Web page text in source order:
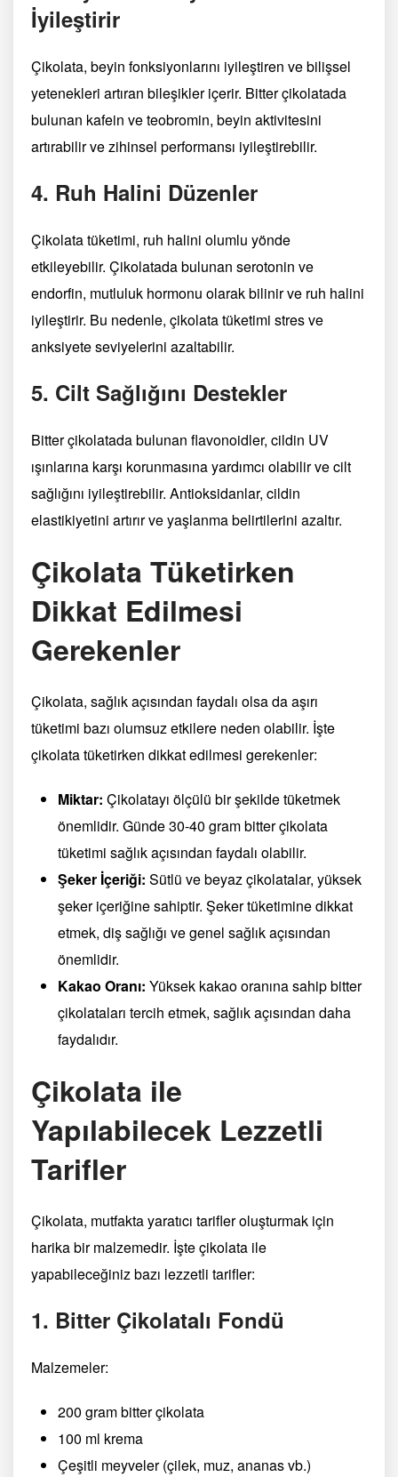
İyileştirir
Çikolata, beyin fonksiyonlarını iyileştiren ve bilişsel
yetenekleri artıran bileşikler içerir. Bitter çikolatada
bulunan kafein ve teobromin, beyin aktivitesini
artırabilir ve zihinsel performansı iyileştirebilir.
4. Ruh Halini Düzenler
Çikolata tüketimi, ruh halini olumlu yönde
etkileyebilir. Çikolatada bulunan serotonin ve
endorfin, mutluluk hormonu olarak bilinir ve ruh halini
iyileştirir. Bu nedenle, çikolata tüketimi stres ve
anksiyete seviyelerini azaltabilir.
5. Cilt Sağlığını Destekler
Bitter çikolatada bulunan flavonoidler, cildin UV
ışınlarına karşı korunmasına yardımcı olabilir ve cilt
sağlığını iyileştirebilir. Antioksidanlar, cildin
elastikiyetini artırır ve yaşlanma belirtilerini azaltır.
Çikolata Tüketirken
Dikkat Edilmesi
Gerekenler
Çikolata, sağlık açısından faydalı olsa da aşırı
tüketimi bazı olumsuz etkilere neden olabilir. İşte
çikolata tüketirken dikkat edilmesi gerekenler:
Miktar: Çikolatayı ölçülü bir şekilde tüketmek
önemlidir. Günde 30-40 gram bitter çikolata
tüketimi sağlık açısından faydalı olabilir.
Şeker İçeriği: Sütlü ve beyaz çikolatalar, yüksek
şeker içeriğine sahiptir. Şeker tüketimine dikkat
etmek, diş sağlığı ve genel sağlık açısından
önemlidir.
Kakao Oranı: Yüksek kakao oranına sahip bitter
çikolataları tercih etmek, sağlık açısından daha
faydalıdır.
Çikolata ile
Yapılabilecek Lezzetli
Tarifler
Çikolata, mutfakta yaratıcı tarifler oluşturmak için
harika bir malzemedir. İşte çikolata ile
yapabileceğiniz bazı lezzetli tarifler:
1. Bitter Çikolatalı Fondü
Malzemeler:
200 gram bitter çikolata
100 ml krema
Çeşitli meyveler (çilek, muz, ananas vb.)